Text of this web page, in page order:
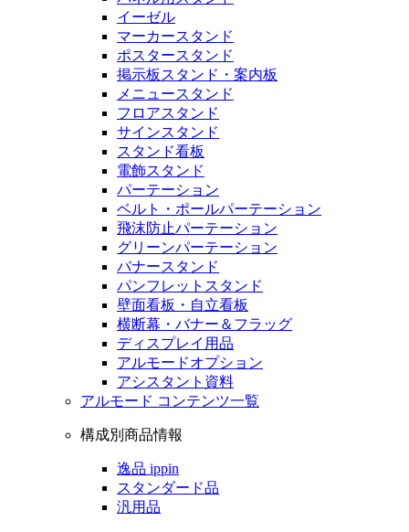
イーゼル
マーカースタンド
ポスタースタンド
掲示板スタンド・案内板
メニュースタンド
フロアスタンド
サインスタンド
スタンド看板
電飾スタンド
パーテーション
ベルト・ポールパーテーション
飛沫防止パーテーション
グリーンパーテーション
バナースタンド
パンフレットスタンド
壁面看板・自立看板
横断幕・バナー＆フラッグ
ディスプレイ用品
アルモードオプション
アシスタント資料
アルモード コンテンツ一覧
構成別商品情報
逸品 ippin
スタンダード品
汎用品